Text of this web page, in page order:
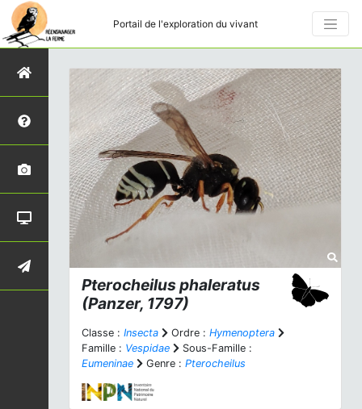
Portail de l'exploration du vivant
Pterocheilus phaleratus
(Panzer, 1797)
Classe : Insecta Ordre : Hymenoptera
Famille : Vespidae
Sous-Famille :
Eumeninae
Genre : Pterocheilus